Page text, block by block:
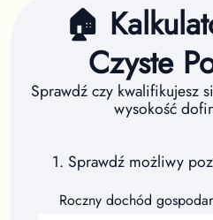
🏠
Czyste
Sprawdź czy kwalifikujesz
wysokość
1. Sprawdź możliwy
Roczny dochód